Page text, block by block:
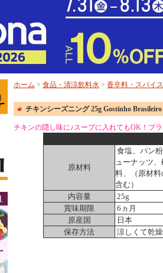
ホーム > 食品・清涼飲料水 > 香辛料・スパイス
チキンシーズニング 25g Gostinho Brasileiro
チキンの隠し味に♪スープに入れてもOK！ブ
原材料
食塩、パン
ューナッツ
料、（原材
含む）
内容量
25g
賞味期限
6ヵ月
原産国
日本
保存方法
涼しくて乾